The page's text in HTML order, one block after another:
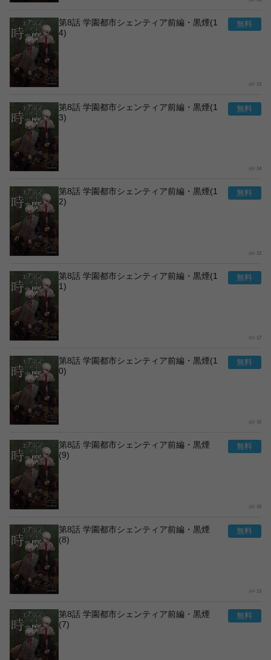
第8話 学園都市シェンティア前編・黒煙(1
4)
13
第8話 学園都市シェンティア前編・黒煙(1
3)
14
第8話 学園都市シェンティア前編・黒煙(1
2)
12
第8話 学園都市シェンティア前編・黒煙(1
1)
17
第8話 学園都市シェンティア前編・黒煙(1
0)
16
第8話 学園都市シェンティア前編・黒煙
(9)
15
第8話 学園都市シェンティア前編・黒煙
(8)
13
第8話 学園都市シェンティア前編・黒煙
(7)